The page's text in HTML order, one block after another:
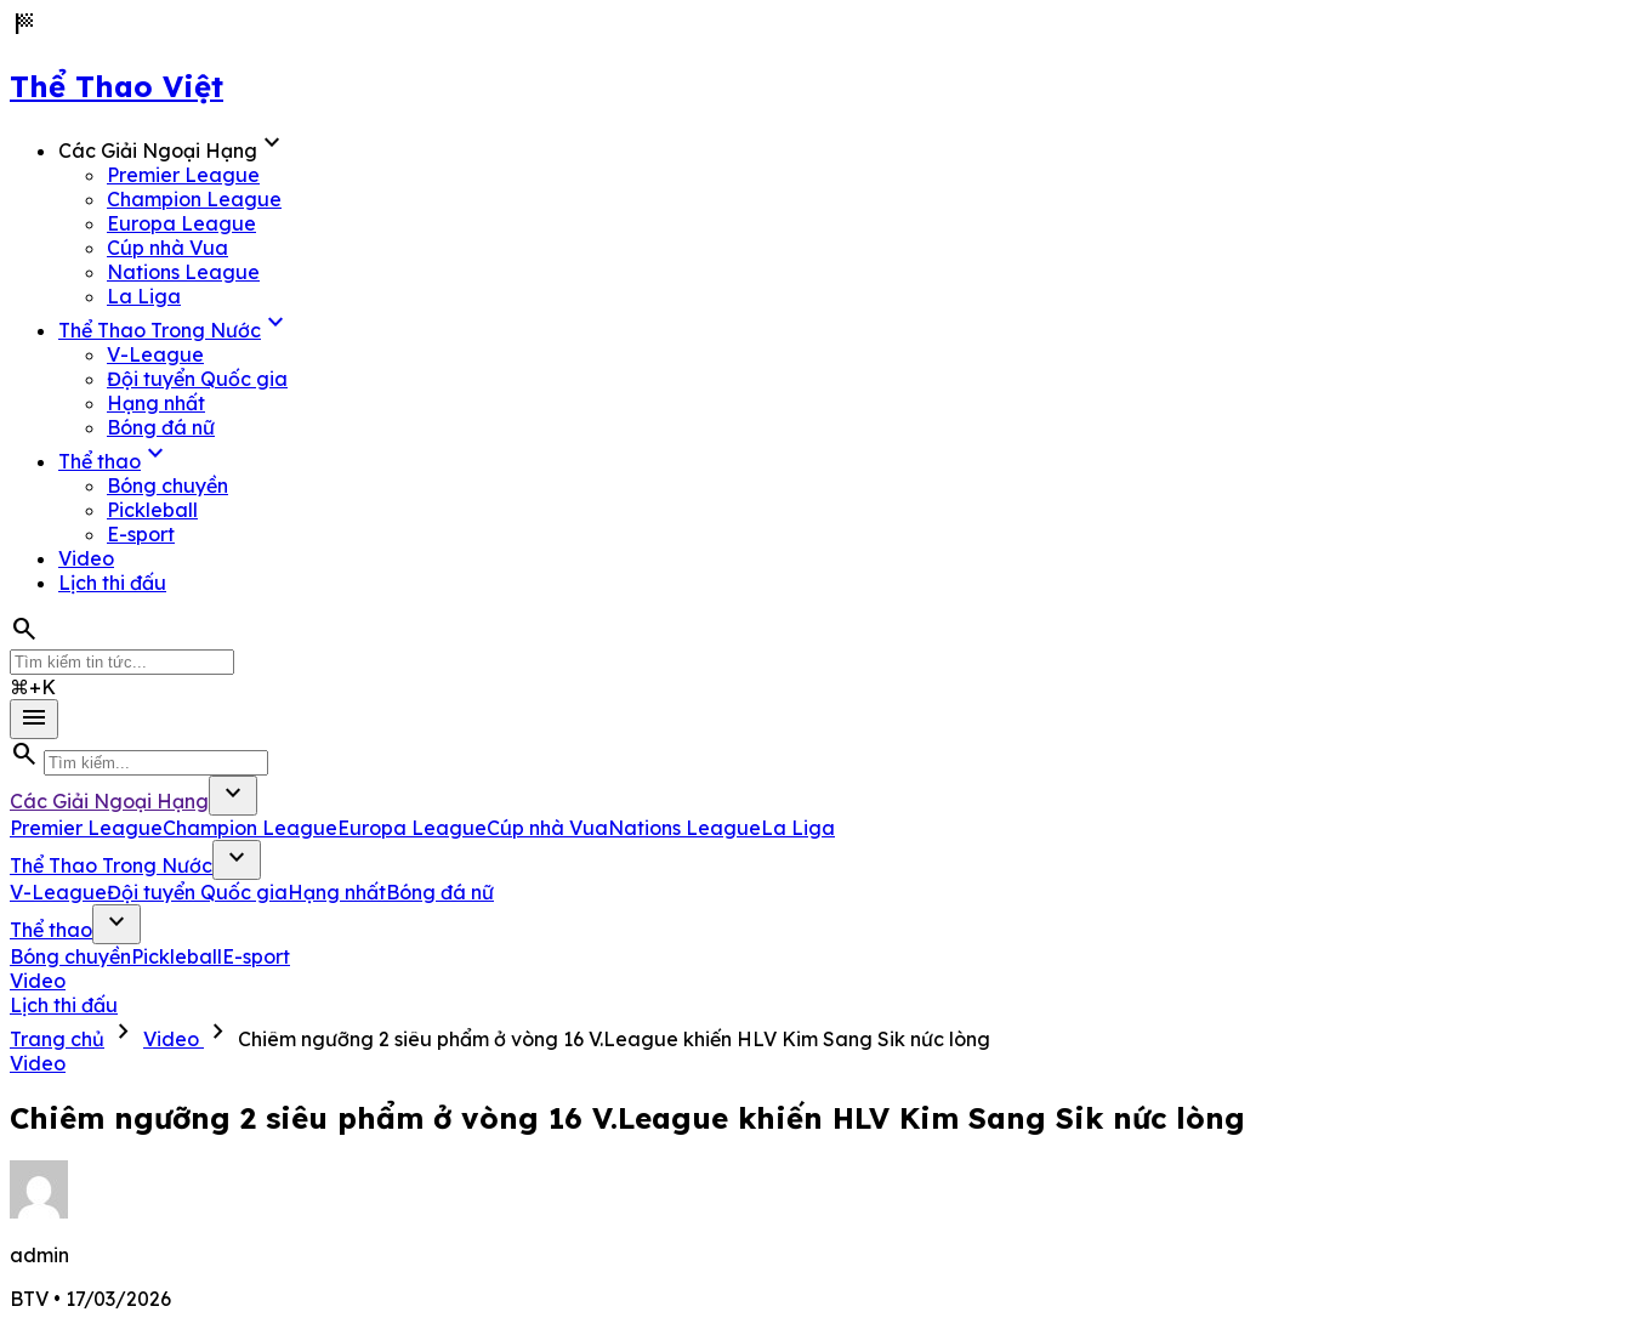
sports_score
Thể Thao Việt
Các Giải Ngoại Hạng expand_more
Premier League
Champion League
Europa League
Cúp nhà Vua
Nations League
La Liga
Thể Thao Trong Nước expand_more
V-League
Đội tuyển Quốc gia
Hạng nhất
Bóng đá nữ
Thể thao expand_more
Bóng chuyền
Pickleball
E-sport
Video
Lịch thi đấu
search
⌘+K
menu
search
Các Giải Ngoại Hạng expand_more
Premier LeagueChampion LeagueEuropa LeagueCúp nhà VuaNations LeagueLa Liga
Thể Thao Trong Nước
expand_more
V-LeagueĐội tuyển Quốc giaHạng nhấtBóng đá nữ
Thể thao
expand_more
Bóng chuyềnPickleballE-sport
Video
Lịch thi đấu
Trang chủ
chevron_right Video chevron_right
Chiêm ngưỡng 2 siêu phẩm ở vòng 16 V.League khiến HLV Kim Sang Sik nức lòng
Video
Chiêm ngưỡng 2 siêu phẩm ở vòng 16 V.League khiến HLV Kim Sang Sik nức lòng
admin
BTV • 17/03/2026